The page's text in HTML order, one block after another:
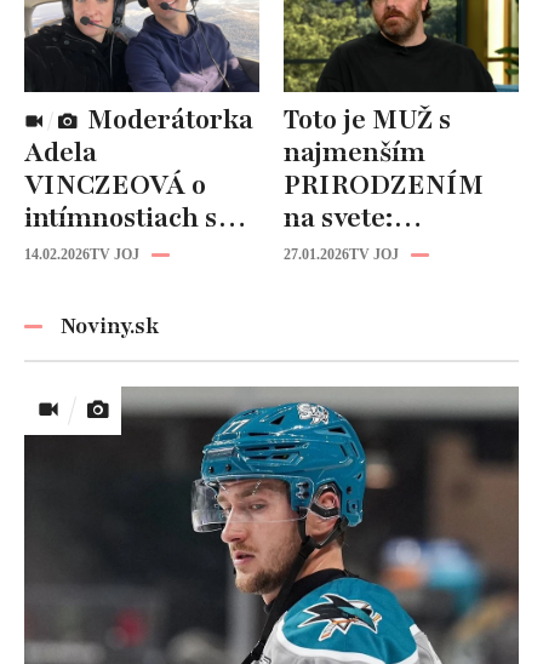
Adela
VINCZEOVÁ o
intímnostiach s
manželom:
hrávajú v posteli!
14.02.2026TV JOJ
Toto je MUŽ s
najmenším
PRIRODZENÍM
na svete:
Zriedkavý
27.01.2026TV JOJ
Noviny.sk